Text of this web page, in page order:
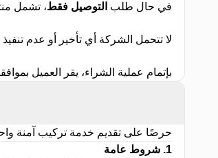
في حال طلب التوصيل فقط، تشمل
لا تتحمل الشركة أي تأخير أو عدم
بإتمام عملية الشراء، يقر العميل
حرصًا على تقديم خدمة تركيب آمنة
1. شروط عامة